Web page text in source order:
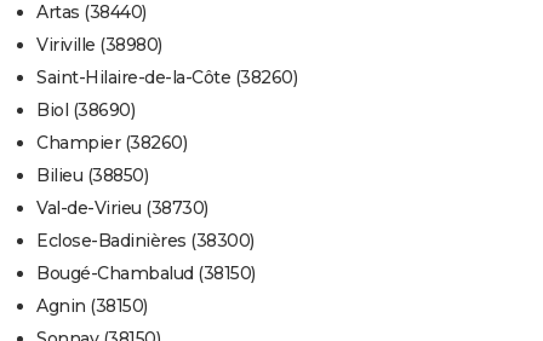
Artas (38440)
Viriville (38980)
Saint-Hilaire-de-la-Côte (38260)
Biol (38690)
Champier (38260)
Bilieu (38850)
Val-de-Virieu (38730)
Eclose-Badinières (38300)
Bougé-Chambalud (38150)
Agnin (38150)